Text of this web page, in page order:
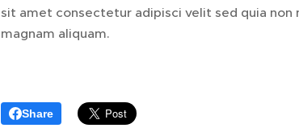
sit amet consectetur adipisci velit sed quia
magnam aliquam.
Share